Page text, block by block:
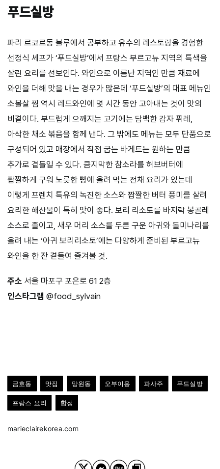
푸드실방
파리 르코르동 블루에서 공부하고 유수의 레스토랑을 경험한
선정식 셰프가 ‘푸드실방’에서 프랑스 부르고뉴 지역의 특색을
살린 요리를 선보인다. 와인으로 이름난 지역인 만큼 재료에
와인을 더해 맛을 내는 경우가 많은데 ‘푸드실방’의 대표 메뉴인
소볼살 찜 역시 레드와인에 몇 시간 동안 고아내는 것이 맛의
비결이다. 부드럽게 으깨지는 고기에는 담백한 감자 퓌레 ,
아삭한 채소 볶음을 함께 낸다. 그 밖에도 메뉴는 모두 단품으로
구성되어 있고 매장에서 직접 굽는 바게트는 원하는 만큼
추가로 곁들일 수 있다. 큼지막한 참소라를 허브버터에
짭짤하게 구워 노릇한 빵에 올려 먹는 전채 요리가 있는데
이렇게 프렌치 특유의 녹진한 소스와 짭짤한 버터 풍미를 살려
요리한 해산물이 특히 맛이 좋다. 보리 리소토를 바지락 봉골레
소스로 졸이고, 새우 머리 소스를 두른 구운 아귀와 돌미나리를
올려 내는 ‘아귀 보리리소토’에는 다양하게 준비된 부르고뉴
와인을 한 잔 곁들여 즐겨볼 것.
주소 서울 마포구 포은로 61 2층
인스타그램 @food_sylvain
금호동 맛집 망원동 오부이용 파사주 푸드실방
프랑스 요리 합정
marieclairekorea.com